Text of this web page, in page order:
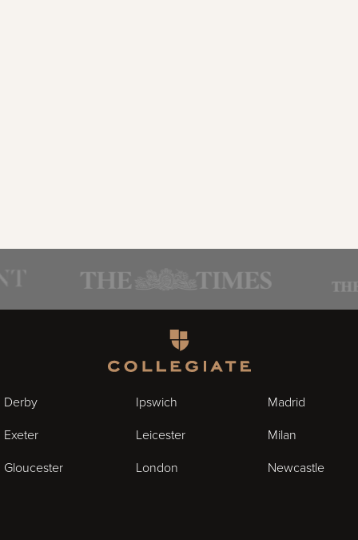
Derby
Exeter
Gloucester
Ipswich
Leicester
London
Madrid
Milan
Newcastle